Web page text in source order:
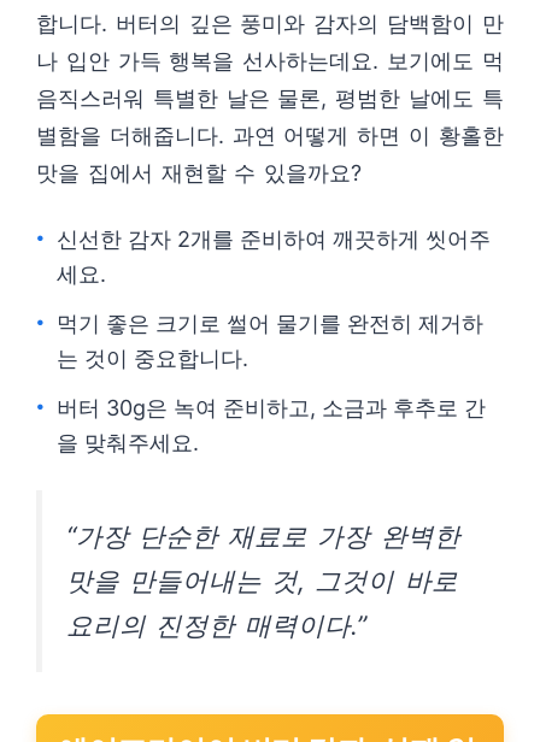
합니다. 버터의 깊은 풍미와 감자의 담백함이 만
나 입안 가득 행복을 선사하는데요. 보기에도 먹
음직스러워 특별한 날은 물론, 평범한 날에도 특
별함을 더해줍니다. 과연 어떻게 하면 이 황홀한
맛을 집에서 재현할 수 있을까요?
신선한 감자 2개를 준비하여 깨끗하게 씻어주
세요.
먹기 좋은 크기로 썰어 물기를 완전히 제거하
는 것이 중요합니다.
버터 30g은 녹여 준비하고, 소금과 후추로 간
을 맞춰주세요.
“가장 단순한 재료로 가장 완벽한
맛을 만들어내는 것, 그것이 바로
요리의 진정한 매력이다.”